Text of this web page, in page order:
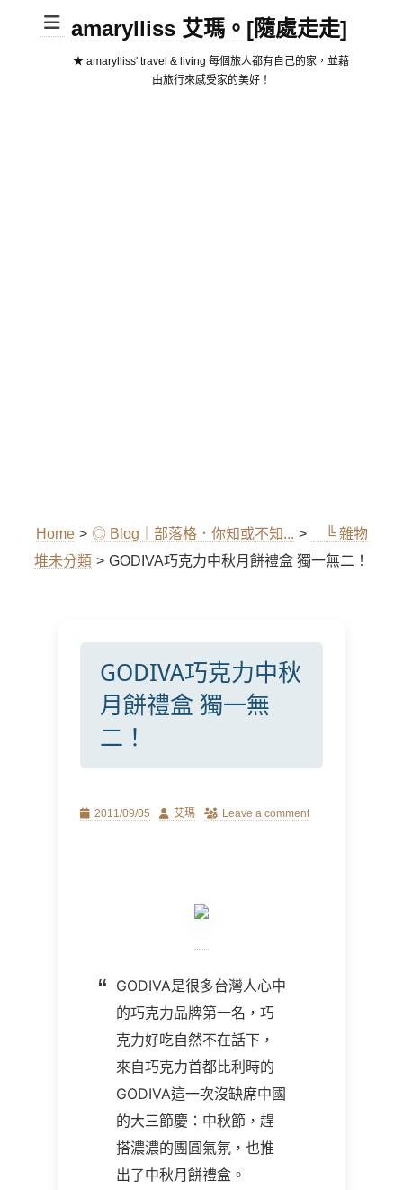
amarylliss 艾瑪。[隨處走走]
★ amarylliss' travel & living 每個旅人都有自己的家，並藉
由旅行來感受家的美好！
Home > ◎ Blog｜部落格．你知或不知... >
╚ 雜物
堆未分類 > GODIVA巧克力中秋月餅禮盒 獨一無二！
GODIVA巧克力中秋
月餅禮盒 獨一無
二！
Posted2011/09/05 Author
艾瑪 Leave a comment
GODIVA是很多台灣人心中
的巧克力品牌第一名，巧
克力好吃自然不在話下，
來自巧克力首都比利時的
GODIVA這一次沒缺席中國
的大三節慶：中秋節，趕
搭濃濃的團圓氣氛，也推
出了中秋月餅禮盒。